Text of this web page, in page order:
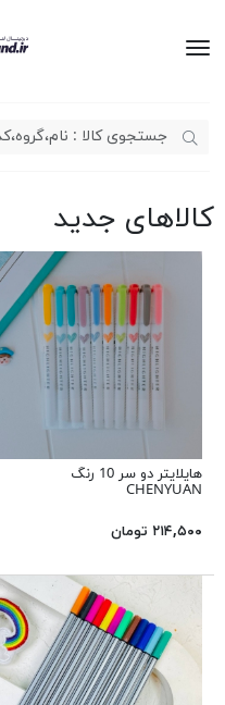
کالاهای جدید
هایلایتر دو سر 10 رنگ
CHENYUAN
۲۱۴,۵۰۰ تومان